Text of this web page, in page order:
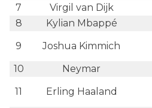
7
Virgil van Dijk
8
Kylian Mbappé
9
Joshua Kimmich
10
Neymar
11
Erling Haaland